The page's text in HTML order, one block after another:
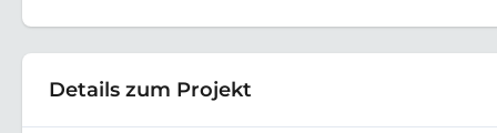
Details zum Projekt